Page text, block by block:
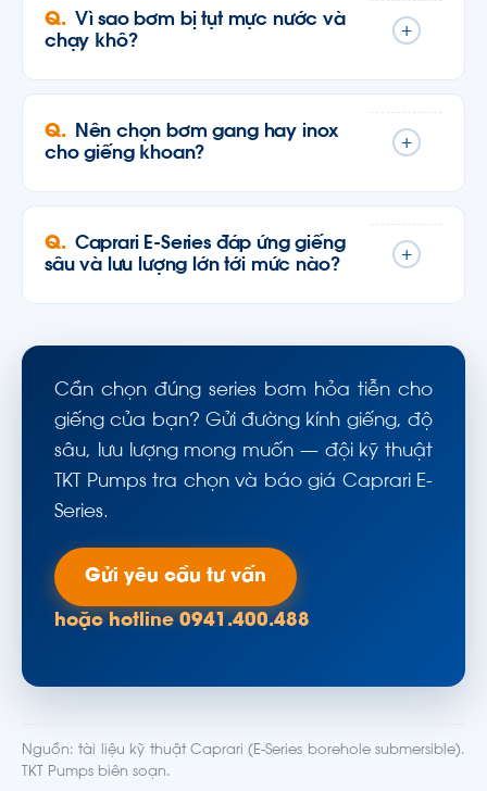
Vì sao bơm bị tụt mực nước và
chạy khô?
+
Nên chọn bơm gang hay inox
cho giếng khoan?
+
Caprari E-Series đáp ứng giếng
sâu và lưu lượng lớn tới mức nào?
+
Cần chọn đúng series bơm hỏa tiễn cho
giếng của bạn? Gửi đường kính giếng, độ
sâu, lưu lượng mong muốn — đội kỹ thuật
TKT Pumps tra chọn và báo giá Caprari E-
Series.
Gửi yêu cầu tư vấn
hoặc hotline 0941.400.488
Nguồn: tài liệu kỹ thuật Caprari (E-Series borehole submersible).
TKT Pumps biên soạn.